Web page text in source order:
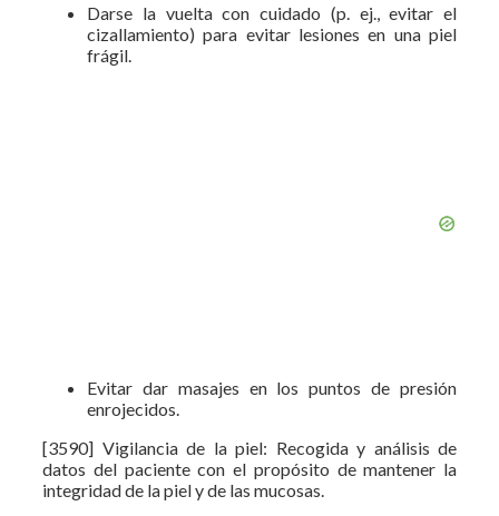
Darse la vuelta con cuidado (p. ej., evitar el
cizallamiento) para evitar lesiones en una piel
frágil.
Evitar dar masajes en los puntos de presión
enrojecidos.
[3590] Vigilancia de la piel: Recogida y análisis de
datos del paciente con el propósito de mantener la
integridad de la piel y de las mucosas.